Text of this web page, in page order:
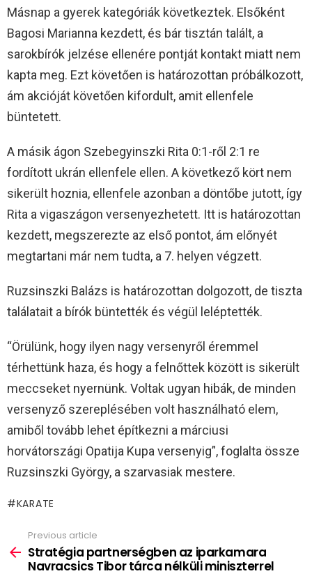
Másnap a gyerek kategóriák következtek. Elsőként
Bagosi Marianna kezdett, és bár tisztán talált, a
sarokbírók jelzése ellenére pontját kontakt miatt nem
kapta meg. Ezt követően is határozottan próbálkozott,
ám akcióját követően kifordult, amit ellenfele
büntetett.
A másik ágon Szebegyinszki Rita 0:1-ről 2:1 re
fordított ukrán ellenfele ellen. A következő kört nem
sikerült hoznia, ellenfele azonban a döntőbe jutott, így
Rita a vigaszágon versenyezhetett. Itt is határozottan
kezdett, megszerezte az első pontot, ám előnyét
megtartani már nem tudta, a 7. helyen végzett.
Ruzsinszki Balázs is határozottan dolgozott, de tiszta
találatait a bírók büntették és végül leléptették.
“Örülünk, hogy ilyen nagy versenyről éremmel
térhettünk haza, és hogy a felnőttek között is sikerült
meccseket nyernünk. Voltak ugyan hibák, de minden
versenyző szereplésében volt használható elem,
amiből tovább lehet építkezni a márciusi
horvátországi Opatija Kupa versenyig”, foglalta össze
Ruzsinszki György, a szarvasiak mestere.
KARATE
more
Previous article
Stratégia partnerségben az iparkamara
Navracsics Tibor tárca nélküli miniszterrel